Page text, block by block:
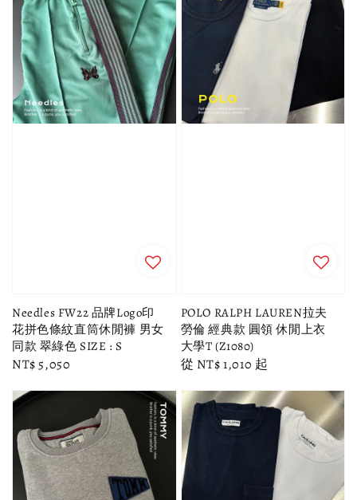
Needles FW22 品牌Logo印
花拼色條紋直筒休閒褲 男女
同款 翠綠色 SIZE : S
Regular
NT$ 5,050
POLO RALPH LAUREN拉夫
勞倫 經典款 圓領 休閒上衣
大學T (Z1080)
Regular
從 NT$ 1,010 起